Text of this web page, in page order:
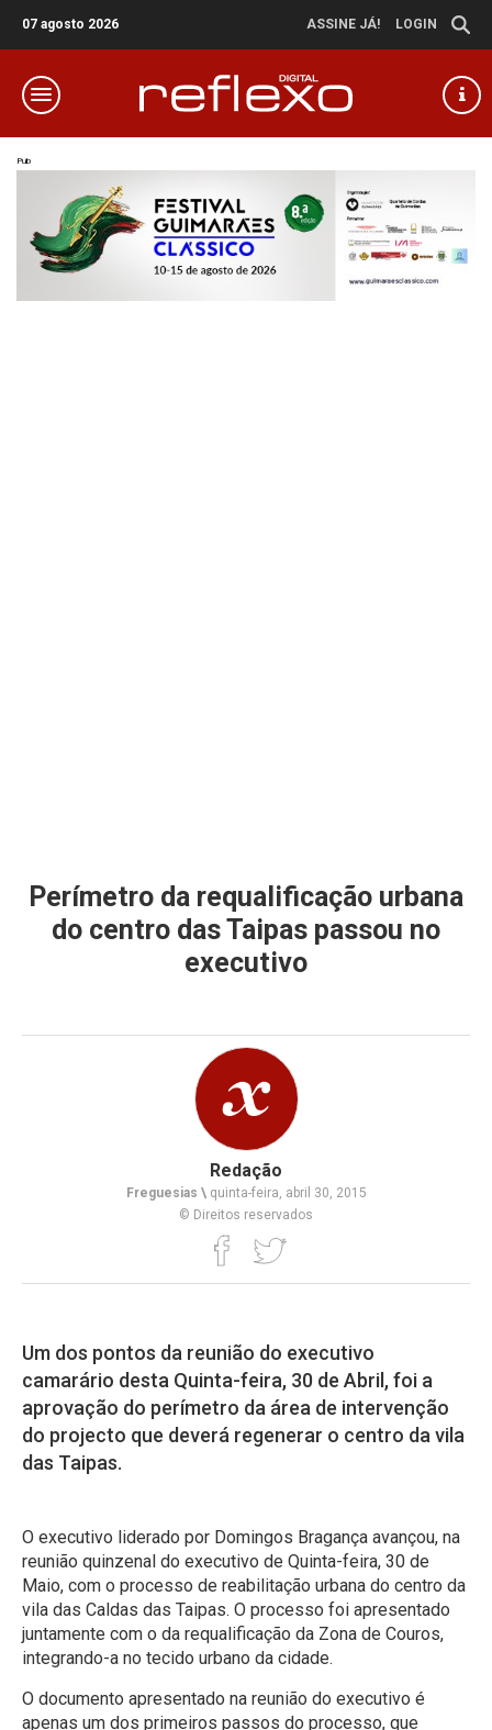
07 agosto 2026 ASSINE JÁ! LOGIN
Pub
Perímetro da requalificação urbana
do centro das Taipas passou no
executivo
Redação
Freguesias \quinta-feira, abril 30, 2015
© Direitos reservados
Um dos pontos da reunião do executivo
camarário desta Quinta-feira, 30 de Abril, foi a
aprovação do perímetro da área de intervenção
do projecto que deverá regenerar o centro da vila
das Taipas.
O executivo liderado por Domingos Bragança avançou, na
reunião quinzenal do executivo de Quinta-feira, 30 de
Maio, com o processo de reabilitação urbana do centro da
vila das Caldas das Taipas. O processo foi apresentado
juntamente com o da requalificação da Zona de Couros,
integrando-a no tecido urbano da cidade.
O documento apresentado na reunião do executivo é
apenas um dos primeiros passos do processo, que